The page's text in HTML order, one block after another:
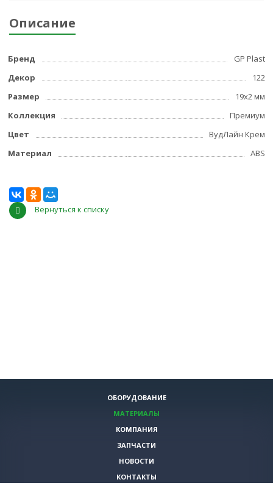
Описание
Бренд
GP Plast
Декор
122
Размер
19x2 мм
Коллекция
Премиум
Цвет
ВудЛайн Крем
Материал
ABS
Вернуться к списку
ОБОРУДОВАНИЕ
МАТЕРИАЛЫ
КОМПАНИЯ
ЗАПЧАСТИ
НОВОСТИ
КОНТАКТЫ